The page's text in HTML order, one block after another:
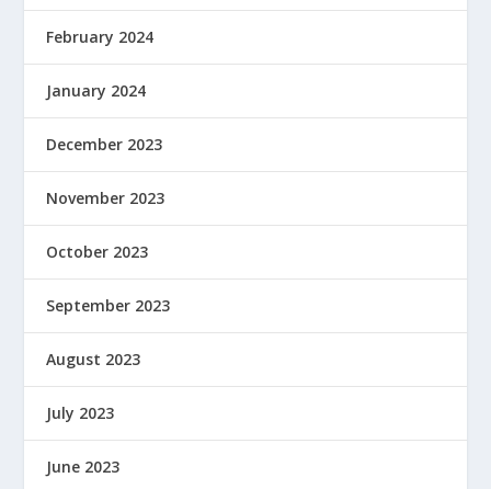
February 2024
January 2024
December 2023
November 2023
October 2023
September 2023
August 2023
July 2023
June 2023